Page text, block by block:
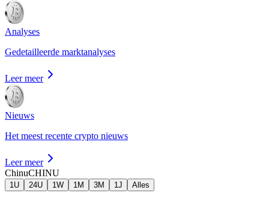
Analyses
Gedetailleerde marktanalyses
Leer meer
Nieuws
Het meest recente crypto nieuws
Leer meer
ChinuCHINU
1U 24U 1W 1M 3M 1J Alles